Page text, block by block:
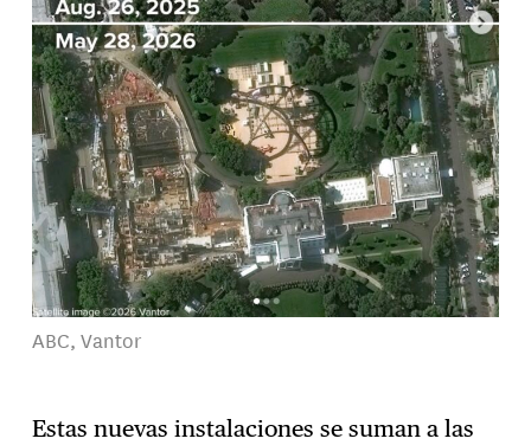
ABC, Vantor
Estas nuevas instalaciones se suman a las